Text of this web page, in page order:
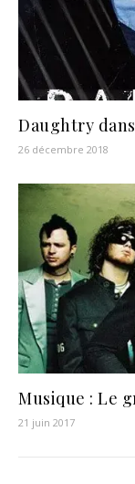
Daughtry
26 décembre 2018
Musique : Le
21 juin 2017